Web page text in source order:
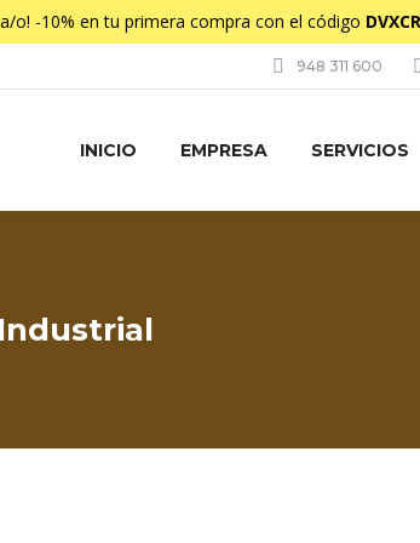
o! -10% en tu primera compra con el código
948 311 600
INICIO EMPRESA SERVICIOS